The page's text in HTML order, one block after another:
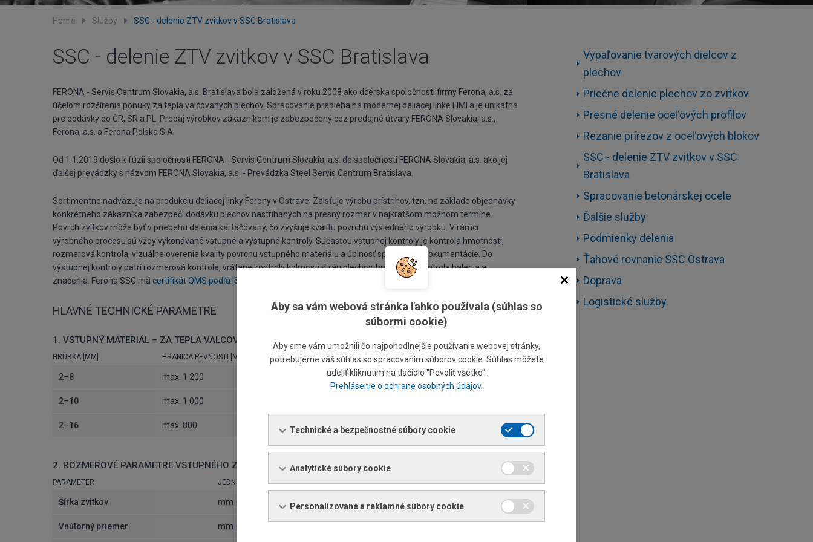
Home Služby SSC - delenie ZTV zvitkov v SSC Bratislava
SSC - delenie ZTV zvitkov v SSC Bratislava
FERONA - Servis Centrum Slovakia, a.s. Bratislava bola založená v roku 2008 ako dcérska spoločnosti firmy Ferona, a.s. za
účelom rozšírenia ponuky za tepla valcovaných plechov. Spracovanie prebieha na modernej deliacej linke FIMI a je unikátna
pre dodávky do ČR, SR a PL. Predaj výrobkov zákazníkom je zabezpečený cez predajné útvary FERONA Slovakia, a.s.,
Ferona, a.s. a Ferona Polska S.A.
Od 1.1.2019 došlo k fúzii spoločnosti FERONA - Servis Centrum Slovakia, a.s. do spoločnosti FERONA Slovakia, a.s. ako jej
ďalšej prevádzky s názvom FERONA Slovakia, a.s. - Prevádzka Steel Servis Centrum Bratislava.
Sortimentne nadväzuje na produkciu deliacej linky Ferony v Ostrave. Zaisťuje výrobu prístrihov, tzn. na základe objednávky
konkrétneho zákazníka zabezpečí dodávku plechov nastrihaných na presný rozmer v najkratšom možnom termíne.
Povrch zvitkov môže byť v priebehu delenia kartáčovaný, čo zvyšuje kvalitu povrchu výsledného výrobku. V rámci
výrobného procesu sú vždy vykonávané vstupné a výstupné kontroly. Súčasťou vstupnej kontroly je kontrola hmotnosti,
rozmerová kontrola, vizuálne overenie kvality povrchu vstupného materiálu a úplnosť sprievodnej dokumentácie. Do
výstupnej kontroly patrí rozmerová kontrola, vrátane kontroly kolmosti strán plechov, hmotnosti, kontrola balenia a
značenia. Ferona SSC má certifikát QMS podľa ISO 9001:2015
HLAVNÉ TECHNICKÉ PARAMETRE
1. VSTUPNÝ MATERIÁL – ZA TEPLA VALCOVANÝ, POPR. MORENÝ OCEĽOVÝ PÁS
HRÚBKA [MM] HRANICA PEVNOSTI [MPA] HRANICA KLZU [MPA]
2–8 max. 1 200 max. 950
2–10 max. 1 000
2–16 max. 800 max. 600
2. ROZMEROVÉ PARAMETRE VSTUPNÉHO ZVITKU
PARAMETER JEDNOTKA MIN. MAX.
Šírka zvitkov mm 800 2 100
Vnútorný priemer mm
Vypaľovanie tvarových dielcov z
plechov
Priečne delenie plechov zo zvitkov
Presné delenie oceľových profilov
Rezanie prírezov z oceľových blokov
SSC - delenie ZTV zvitkov v SSC
Bratislava
Spracovanie betonárskej ocele
Ďalšie služby
Podmienky delenia
Ťahové rovnanie SSC Ostrava
Doprava
Logistické služby
Aby sa vám webová stránka ľahko používala (súhlas so
súbormi cookie)
Aby sme vám umožnili čo najpohodlnejšie používanie webovej stránky,
potrebujeme váš súhlas so spracovaním súborov cookie. Súhlas môžete
udeliť kliknutím na tlačidlo "Povoliť všetko".
Prehlásenie o ochrane osobných údajov.
Technické a bezpečnostné súbory cookie
Analytické súbory cookie
Personalizované a reklamné súbory cookie